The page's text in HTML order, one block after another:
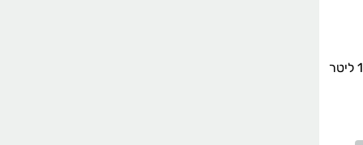
משקה סויה ללא סוכר 1 ליטר